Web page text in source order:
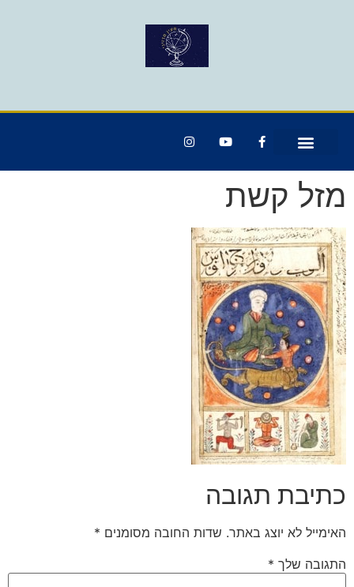
מזל קשת
כתיבת תגובה
האימייל לא יוצג באתר. שדות החובה מסומנים *
התגובה שלך *